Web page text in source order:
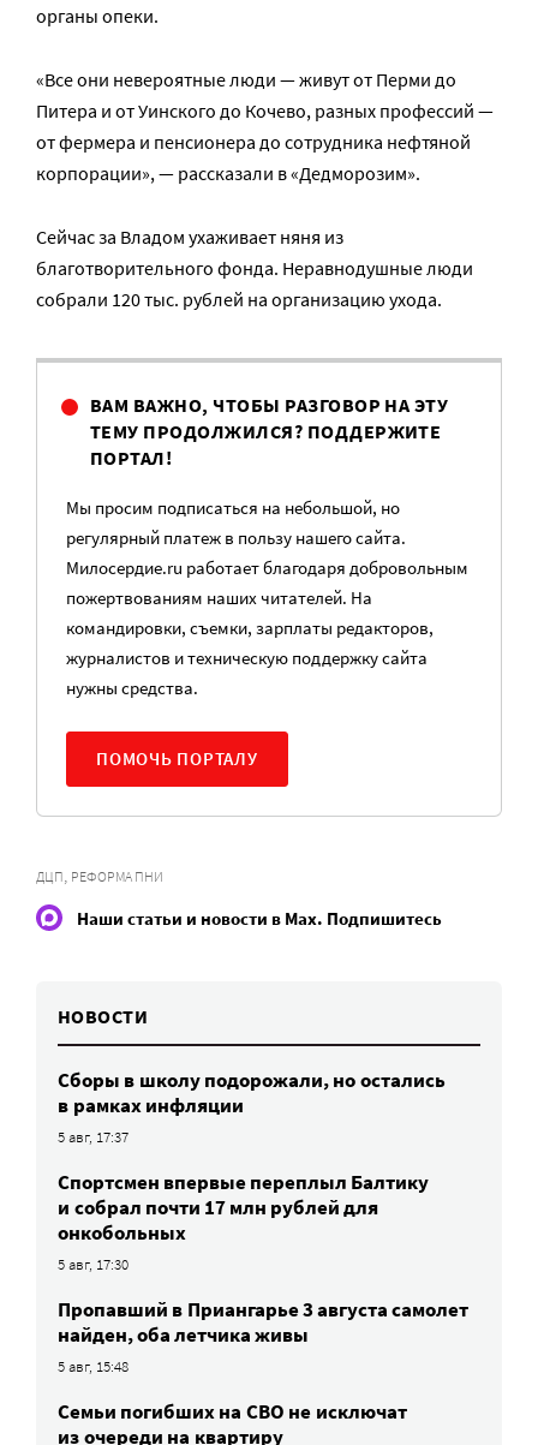
органы опеки.
«Все они невероятные люди — живут от Перми до
Питера и от Уинского до Кочево, разных профессий —
от фермера и пенсионера до сотрудника нефтяной
корпорации», — рассказали в «Дедморозим».
Сейчас за Владом ухаживает няня из
благотворительного фонда. Неравнодушные люди
собрали 120 тыс. рублей на организацию ухода.
ВАМ ВАЖНО, ЧТОБЫ РАЗГОВОР НА ЭТУ
ТЕМУ ПРОДОЛЖИЛСЯ? ПОДДЕРЖИТЕ
ПОРТАЛ!
Мы просим подписаться на небольшой, но
регулярный платеж в пользу нашего сайта.
Милосердие.ru работает благодаря добровольным
пожертвованиям наших читателей. На
командировки, съемки, зарплаты редакторов,
журналистов и техническую поддержку сайта
нужны средства.
ПОМОЧЬ ПОРТАЛУ
ДЦП, РЕФОРМА ПНИ
Наши статьи и новости в Max. Подпишитесь
НОВОСТИ
Сборы в школу подорожали, но остались
в рамках инфляции
5 авг, 17:37
Спортсмен впервые переплыл Балтику
и собрал почти 17 млн рублей для
онкобольных
5 авг, 17:30
Пропавший в Приангарье 3 августа самолет
найден, оба летчика живы
5 авг, 15:48
Семьи погибших на СВО не исключат
из очереди на квартиру